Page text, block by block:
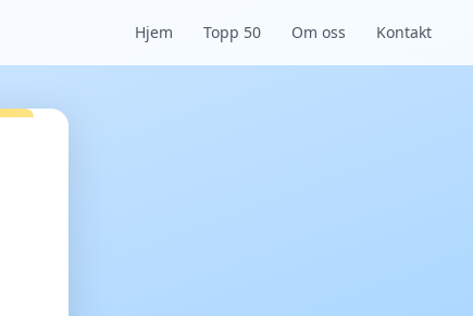
Hjem Topp 50 Om oss Kontakt